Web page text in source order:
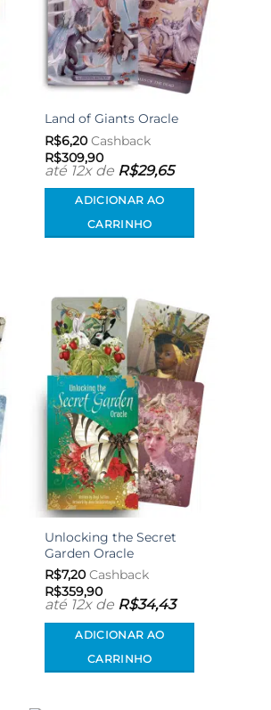
Land of Giants Oracle
R$6,20Cashback
R$309,90
até 12x de R$29,65
ADICIONAR AO
CARRINHO
Adicionar
aos meus
desejos
Unlocking the Secret
Garden Oracle
R$7,20Cashback
R$359,90
até 12x de R$34,43
ADICIONAR AO
CARRINHO